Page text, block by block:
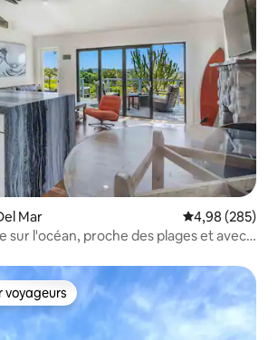
Mar Évaluation
4,98 (285)
sur l'océan, proche des plages et avec
les plus appréciés